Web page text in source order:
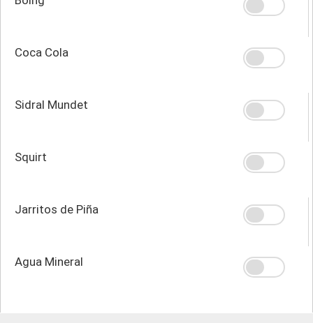
Coca Cola
Sidral Mundet
Squirt
Jarritos de Piña
Agua Mineral